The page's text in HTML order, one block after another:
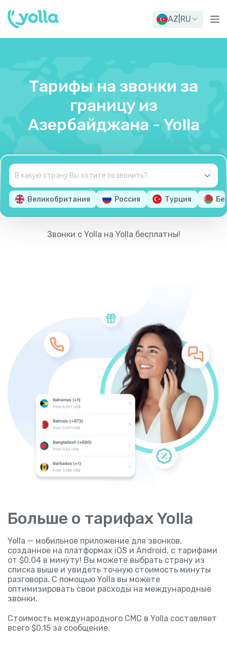
AZ RU
Тарифы на звонки за
границу из
Азербайджана - Yolla
Великобритания Россия Турция
Звонки с Yolla на Yolla бесплатны!
Больше о тарифах Yolla
Yolla — мобильное приложение для звонков,
созданное на платформах iOS и Android, c тарифами
от $0.04 в минуту! Вы можете выбрать страну из
списка выше и увидеть точную стоимость минуты
разговора. С помощью Yolla вы можете
оптимизировать свои расходы на международные
звонки.
Стоимость международного СМС в Yolla составляет
всего $0.15 за сообщение.